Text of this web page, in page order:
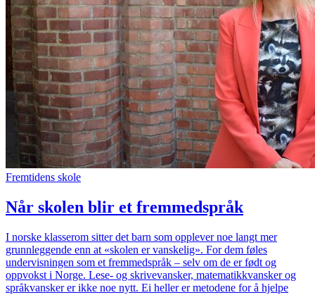
Fremtidens skole
Når skolen blir et fremmedspråk
I norske klasserom sitter det barn som opplever noe langt mer
grunnleggende enn at «skolen er vanskelig». For dem føles
undervisningen som et fremmedspråk – selv om de er født og
oppvokst i Norge. Lese- og skrivevansker, matematikkvansker og
språkvansker er ikke noe nytt. Ei heller er metodene for å hjelpe